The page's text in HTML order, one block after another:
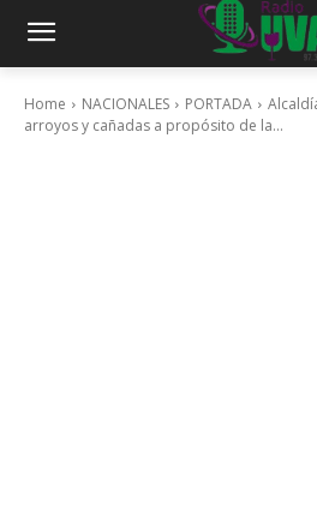
Home NACIONALES PORTADA
arroyos y cañadas a propósito de la...